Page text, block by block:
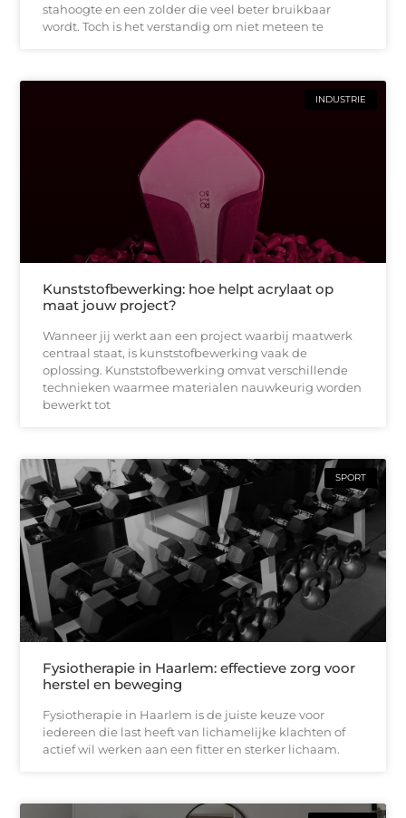
stahoogte en een zolder die veel beter bruikbaar
wordt. Toch is het verstandig om niet meteen te
INDUSTRIE
Kunststofbewerking: hoe helpt acrylaat op
maat jouw project?
Wanneer jij werkt aan een project waarbij maatwerk
centraal staat, is kunststofbewerking vaak de
oplossing. Kunststofbewerking omvat verschillende
technieken waarmee materialen nauwkeurig worden
bewerkt tot
SPORT
Fysiotherapie in Haarlem: effectieve zorg voor
herstel en beweging
Fysiotherapie in Haarlem is de juiste keuze voor
iedereen die last heeft van lichamelijke klachten of
actief wil werken aan een fitter en sterker lichaam.